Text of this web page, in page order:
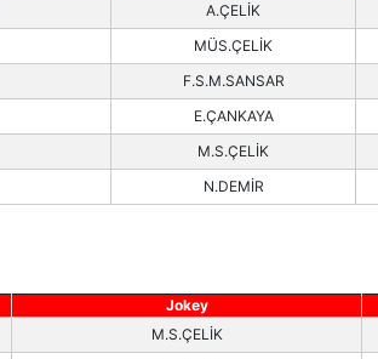
A.ÇELİK
MÜS.ÇELİK
F.S.M.SANSAR
E.ÇANKAYA
M.S.ÇELİK
N.DEMİR
Jokey
M.S.ÇELİK